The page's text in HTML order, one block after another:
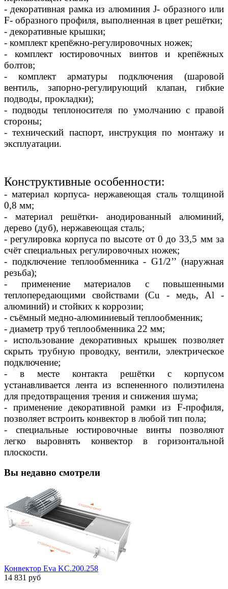
- декоративная рамка из алюминия J- образного или
F- образного профиля, выполненная в цвет решётки;
- декоративные крышки;
- комплект крепёжно-регулировочных ножек;
- комплект юстировочных винтов и крепёжных
болтов;
- комплект арматуры подключения (шаровой
вентиль, запорно-регулирующий клапан, гибкие
подводы, прокладки);
- подводы теплоносителя по умолчанию с правой
стороны;
- технический паспорт, инструкция по монтажу и
эксплуатации.
Конструктивные особенности:
- материал корпуса- нержавеющая сталь толщиной
0,8 мм;
- материал решётки- анодированный алюминий,
дерево (дуб), нержавеющая сталь;
- регулировка корпуса по высоте от 0 до 33,5 мм за
счёт специальных регулировочных ножек;
- подключение теплообменника - G1/2’’ (наружная
резьба);
- применение материалов с повышенными
теплопередающими свойствами (Сu - медь, Al -
алюминий) и стойких к коррозии;
- съёмный медно-алюминиевый теплообменник;
- диаметр труб теплообменника 22 мм;
- использование декоративных крышек позволяет
скрыть трубную проводку, вентили, электрическое
подключение;
- в месте контакта решётки с корпусом
устанавливается лента из вспененного полиэтилена
для предотвращения трения и снижения шума;
- применение декоративной рамки из F-профиля,
позволяет встроить конвектор в любой тип пола;
- специальные юстировочные винты позволяют
легко выровнять конвектор в горизонтальной
плоскости.
Вы недавно смотрели
Конвектор Eva KC.200.258
14 831 руб